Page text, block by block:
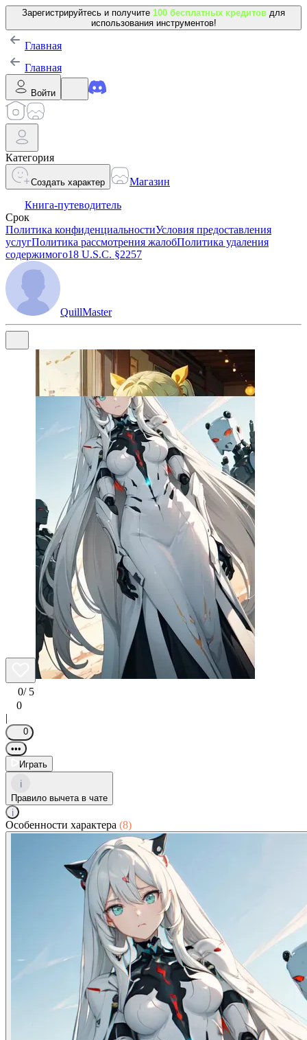
Зарегистрируйтесь и получите 100 бесплатных кредитов для
использования инструментов!
Главная
Главная
Войти
Категория
Создать характер
Магазин
Книга-путеводитель
Срок
Политика конфиденциальностиУсловия предоставления
услугПолитика рассмотрения жалобПолитика удаления
содержимого18 U.S.C. §2257
QuillMaster
0/ 5
0
|
0
•••
Играть
i
Правило вычета в чате
i
Особенности характера (8)